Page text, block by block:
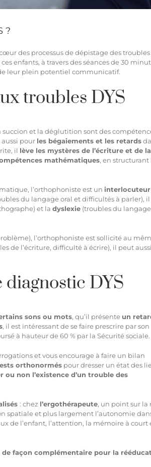
?
des processus de dépistage des troubles
enfants, à travers des séances de 30
leur plein potentiel communicatif.
troubles DYS
succion et la déglutition sont des
pour les bégaiements et les retards
il lève les mystères de l’écriture et de
mathématiques, en structurant
l’orthophoniste est un
du langage oral et difficultés à parler), il
et la dyslexie (troubles du
l’orthophoniste est sollicité au
de l’écriture, difficulté à écrire), il peut
DYS
sons ou mots, qu’il présente un
, il est intéressant de se faire prescrire par
à hauteur de 60 % par la Sécurité sociale.
et vous encourage à faire un bilan
orthonormés pour dresser un état des
ou non l’existence d’un trouble des
: chez l’ergothérapeute, un point sur la
spatiale et plus largement l’autonomie
de l’enfant, l’attention, la mémoire à court
de façon complémentaire pour la